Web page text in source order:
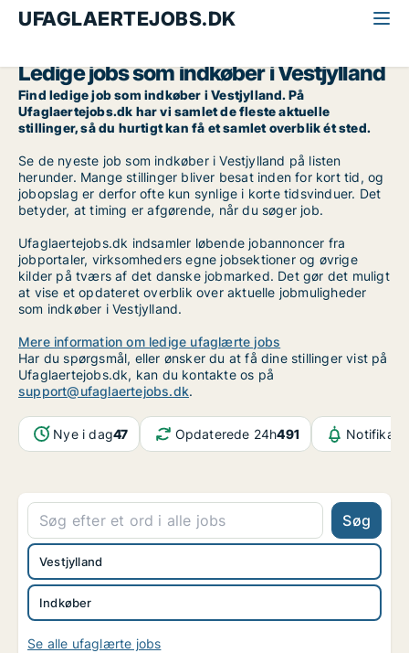
UFAGLAERTEJOBS.DK
Ledige jobs som indkøber i Vestjylland
Find ledige job som indkøber i Vestjylland. På
Ufaglaertejobs.dk har vi samlet de fleste aktuelle
stillinger, så du hurtigt kan få et samlet overblik ét sted.
Se de nyeste job som indkøber i Vestjylland på listen
herunder. Mange stillinger bliver besat inden for kort tid, og
jobopslag er derfor ofte kun synlige i korte tidsvinduer. Det
betyder, at timing er afgørende, når du søger job.
Ufaglaertejobs.dk indsamler løbende jobannoncer fra
jobportaler, virksomheders egne jobsektioner og øvrige
kilder på tværs af det danske jobmarked. Det gør det muligt
at vise et opdateret overblik over aktuelle jobmuligheder
som indkøber i Vestjylland.
Mere information om ledige ufaglærte jobs
Har du spørgsmål, eller ønsker du at få dine stillinger vist på
Ufaglaertejobs.dk, kan du kontakte os på
support@ufaglaertejobs.dk.
Nye i dag47 Opdaterede 24h491
Søg
Indkøber
Vestjylland
Se alle ufaglærte jobs